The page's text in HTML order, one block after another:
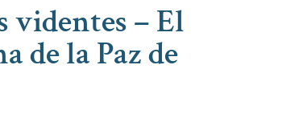
videntes – El
de la Paz de